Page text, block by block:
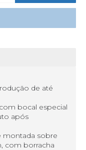
de até
bocal especial
após
montada sobre
com borracha